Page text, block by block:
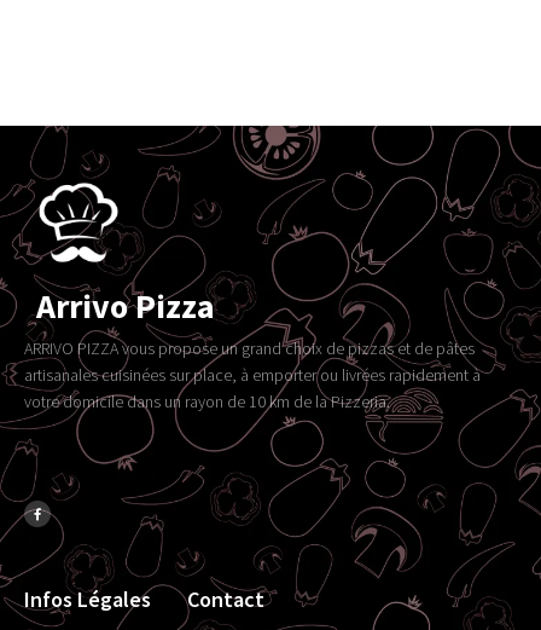
Arrivo Pizza
ARRIVO PIZZA vous propose un grand choix de pizzas et de pâtes
artisanales cuisinées sur place, à emporter ou livrées rapidement à
votre domicile dans un rayon de 10 km de la Pizzeria.
Infos Légales Contact